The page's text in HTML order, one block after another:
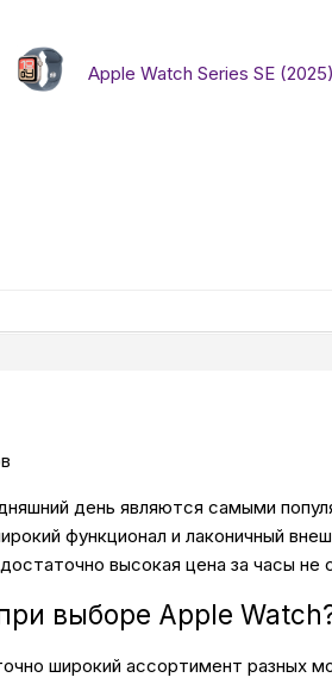
Для
Умный дом и
Apple Watch Series SE (2025)
день являются самыми
функционал и лаконичный
высокая цена за часы не
выборе Apple
широкий ассортимент разных